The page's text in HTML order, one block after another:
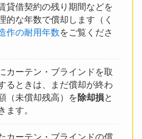
貸借契約の残り期間などを
的な年数で償却します（く
作の耐用年数をご覧くださ
カーテン・ブラインドを取
るときは、まだ償却が終わ
（未償却残高）を 除却損 と
ます。
カーテン・ブラインドの償